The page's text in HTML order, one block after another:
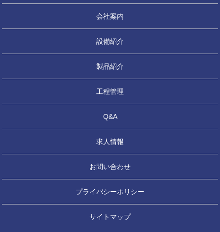
会社案内
設備紹介
製品紹介
工程管理
Q&A
求人情報
お問い合わせ
プライバシーポリシー
サイトマップ